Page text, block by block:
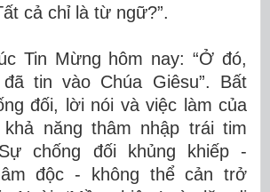
cả chỉ là từ ngữ?”.
Tin Mừng hôm nay: “Ở đó,
tin vào Chúa Giêsu”. Bất
đối, lời nói và việc làm của
năng thâm nhập trái tim
chống đối khủng khiếp -
độc - không thể cản trở